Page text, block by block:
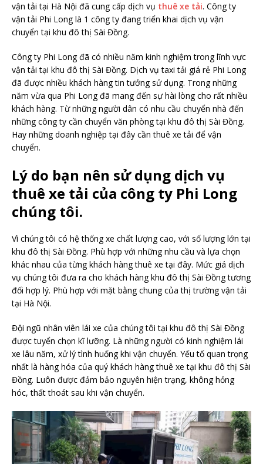
vận tải tại Hà Nội đã cung cấp dịch vụ thuê xe tải. Công ty
vận tải Phi Long là 1 công ty đang triển khai dịch vụ vận
chuyển tại khu đô thị Sài Đồng.
Công ty Phi Long đã có nhiều năm kinh nghiệm trong lĩnh vực
vận tải tại khu đô thị Sài Đồng. Dịch vụ taxi tải giá rẻ Phi Long
đã được nhiều khách hàng tin tưởng sử dụng. Trong những
năm vừa qua Phi Long đã mang đến sự hài lòng cho rất nhiều
khách hàng. Từ những người dân có nhu cầu chuyển nhà đến
những công ty cần chuyển văn phòng tại khu đô thị Sài Đồng.
Hay những doanh nghiệp tại đây cần thuê xe tải để vận
chuyển.
Lý do bạn nên sử dụng dịch vụ
thuê xe tải của công ty Phi Long
chúng tôi.
Vì chúng tôi có hệ thống xe chất lượng cao, với số lượng lớn tại
khu đô thị Sài Đồng. Phù hợp với những nhu cầu và lựa chọn
khác nhau của từng khách hàng thuê xe tại đây. Mức giá dịch
vụ chúng tôi đưa ra cho khách hàng khu đô thị Sài Đồng tương
đối hợp lý. Phù hợp với mặt bằng chung của thị trường vận tải
tại Hà Nội.
Đội ngũ nhân viên lái xe của chúng tôi tại khu đô thị Sài Đồng
được tuyển chọn kĩ lưỡng. Là những người có kinh nghiệm lái
xe lâu năm, xử lý tình huống khi vận chuyển. Yếu tố quan trọng
nhất là hàng hóa của quý khách hàng thuê xe tại khu đô thị Sài
Đồng. Luôn được đảm bảo nguyên hiện trạng, không hỏng
hóc, thất thoát sau khi vận chuyển.